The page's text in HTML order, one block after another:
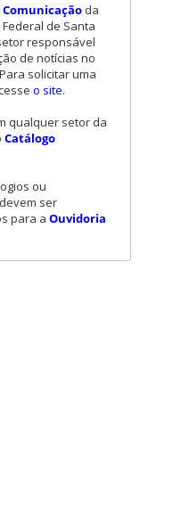
Comunicação da
de Santa
responsável
de notícias no
solicitar uma
o site.
qualquer setor da
Catálogo
ou
ser
para a Ouvidoria